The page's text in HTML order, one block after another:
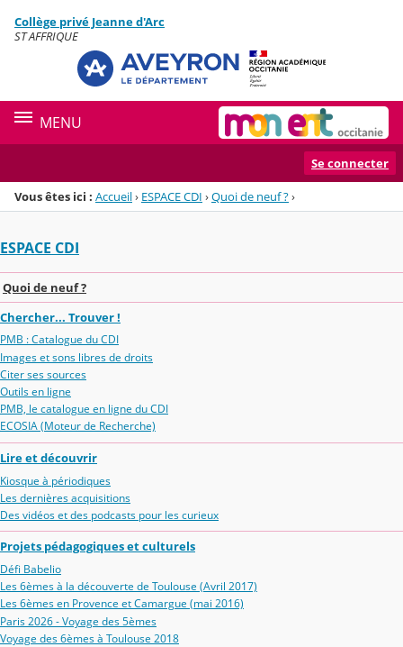
Menu de la rubrique
Contenu
Collège privé Jeanne d'Arc
ST AFFRIQUE
MENU
Se connecter
Vous êtes ici : Accueil› ESPACE CDI ›Quoi de neuf ?›
ESPACE CDI
Quoi de neuf ?
Chercher... Trouver !
PMB : Catalogue du CDI
Images et sons libres de droits
Citer ses sources
Outils en ligne
PMB, le catalogue en ligne du CDI
ECOSIA (Moteur de Recherche)
Lire et découvrir
Kiosque à périodiques
Les dernières acquisitions
Des vidéos et des podcasts pour les curieux
Projets pédagogiques et culturels
Défi Babelio
Les 6èmes à la découverte de Toulouse (Avril 2017)
Les 6èmes en Provence et Camargue (mai 2016)
Paris 2026 - Voyage des 5èmes
Voyage des 6èmes à Toulouse 2018